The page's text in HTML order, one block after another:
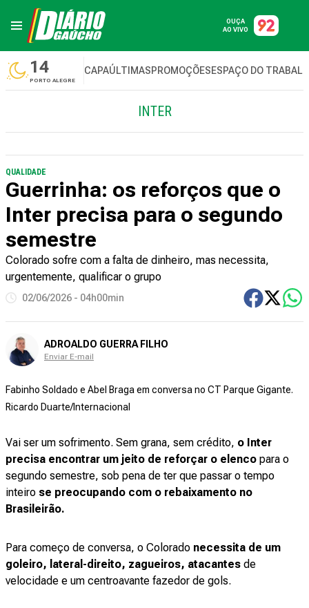
OUÇA
AO VIVO
14
PORTO ALEGRE
CAPAÚLTIMASPROMOÇÕESESPAÇO DO
INTER
QUALIDADE
Guerrinha: os reforços que o
Inter precisa para o segundo
semestre
Colorado sofre com a falta de dinheiro, mas necessita,
urgentemente, qualificar o grupo
02/06/2026 - 04h00min
ADROALDO GUERRA FILHO
Enviar E-mail
Fabinho Soldado e Abel Braga em conversa no CT Parque Gigante.
Ricardo Duarte/Internacional
Vai ser um sofrimento. Sem grana, sem crédito, o Inter
precisa encontrar um jeito de reforçar o elenco para o
segundo semestre, sob pena de ter que passar o tempo
inteiro se preocupando com o rebaixamento no
Brasileirão.
Para começo de conversa, o Colorado necessita de um
goleiro, lateral-direito, zagueiros, atacantes de
velocidade e um centroavante fazedor de gols.